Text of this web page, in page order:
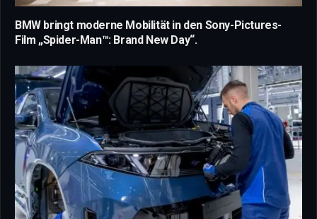
BMW bringt moderne Mobilität in den Sony-Pictures-
Film „Spider-Man™: Brand New Day“.